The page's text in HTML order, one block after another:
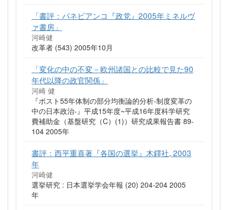
「書評：パネビアンコ『政党』2005年ミネルヴ
ァ書房」
河崎健
改革者 (543) 2005年10月
「変化の中の不変－欧州諸国との比較で見た90
年代以降の政官関係」
河崎 健
『ポスト55年体制の部分均衡論的分析-制度変革の
中の日本政治-』平成15年度~平成16年度科学研究
費補助金（基盤研究（C）(1)）研究成果報告書 89-
104 2005年
書評：西平重喜著『各国の選挙』木鐸社, 2003
年
河崎健
選挙研究 : 日本選挙学会年報 (20) 204-204 2005
年